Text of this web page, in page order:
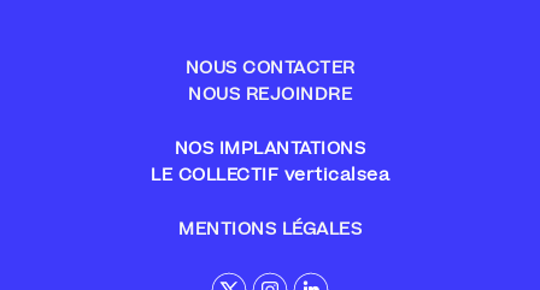
NOUS CONTACTER
NOUS REJOINDRE
NOS IMPLANTATIONS
LE COLLECTIF verticalsea
MENTIONS LÉGALES